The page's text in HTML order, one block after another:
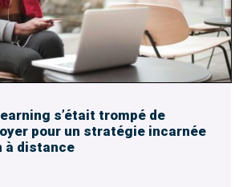
s’était trompé de
pour un stratégie incarnée
à distance